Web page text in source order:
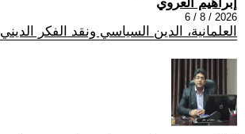
2026 / 8 / 6
العلمانية، الدين السياسي ونقد الفكر الديني